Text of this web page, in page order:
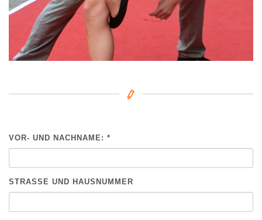
VOR- UND NACHNAME: *
STRASSE UND HAUSNUMMER
BITTE NICHT AUSFÜLLEN.